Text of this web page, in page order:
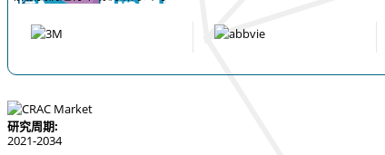
研究周期:
2021-2034